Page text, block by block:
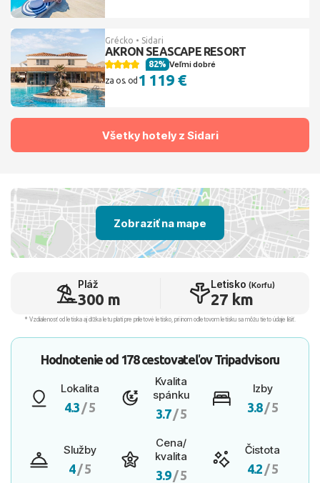
Grécko • Sidari
AKRON SEASCAPE RESORT
Veľmi dobré
82%
za os. od 1 119 €
Všetky hotely z Sidari
Zobraziť na mape
Pláž
300 m
Letisko (Korfu)
27 km
* Vzdialenosť od letiska aj dľžka letu platí pre príletové letisko, pri inom odletovom letisku sa môžu tieto údaje líšiť.
Hodnotenie od 178 cestovateľovTripadvisoru
Lokalita
4.3 / 5
Kvalita
spánku
3.7/ 5
Izby
3.8/ 5
Služby
4/ 5
Cena/
kvalita
3.9/ 5
Čistota
4.2 / 5